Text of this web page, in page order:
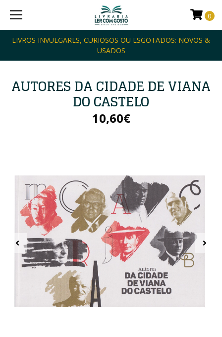
LIVROS INVULGARES, CURIOSOS OU ESGOTADOS: NOVOS &
USADOS
0
AUTORES DA CIDADE DE VIANA
DO CASTELO
10,60€